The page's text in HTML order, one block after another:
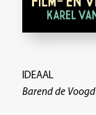
IDEAAL
Barend de Voogd